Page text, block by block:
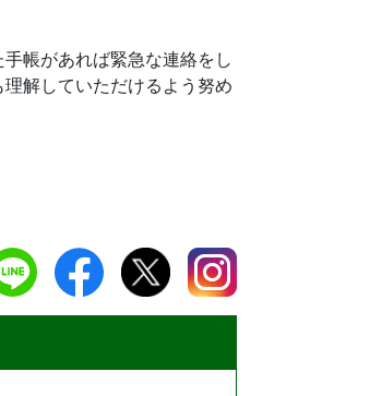
帳があれば緊急な連絡をし
解していただけるよう努め